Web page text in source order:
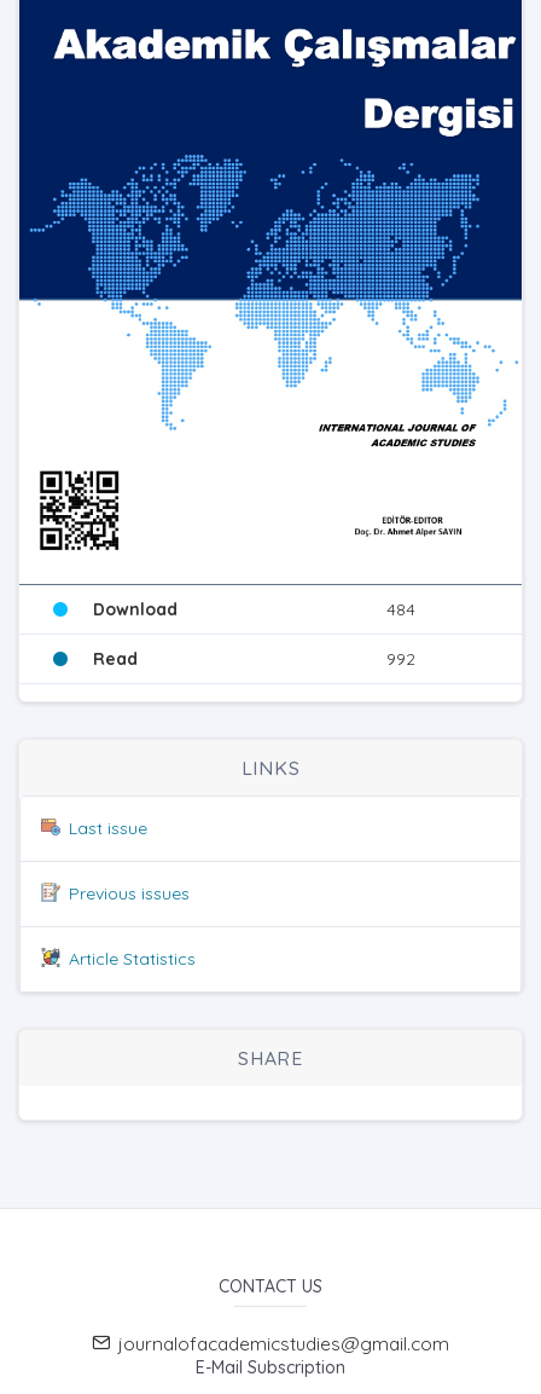
Download 484
Read 992
LINKS
Last issue
Previous issues
Article Statistics
SHARE
CONTACT US
journalofacademicstudies@gmail.com
E-Mail Subscription